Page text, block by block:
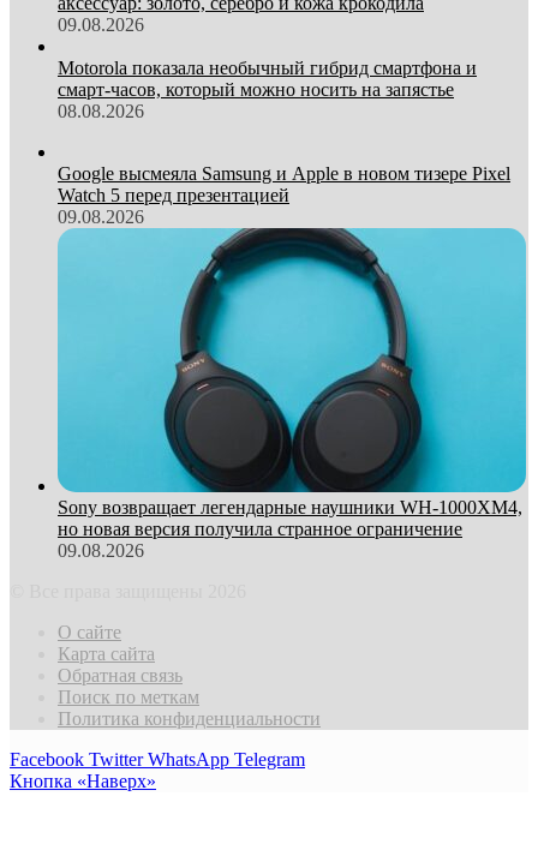
09.08.2026
Motorola показала необычный гибрид смартфона и
смарт-часов, который можно носить на запястье
08.08.2026
Google высмеяла Samsung и Apple в новом тизере Pixel
Watch 5 перед презентацией
09.08.2026
Sony возвращает легендарные наушники WH-1000XM4,
но новая версия получила странное ограничение
09.08.2026
О сайте
Карта сайта
Обратная связь
Поиск по меткам
Политика конфиденциальности
Facebook Twitter WhatsApp Telegram
Кнопка «Наверх»